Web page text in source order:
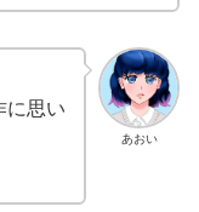
あおい
思い